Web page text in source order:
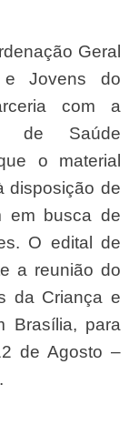
e Jovens do
com a
de Saúde
o material
disposição de
em busca de
O edital de
a reunião do
da Criança e
Brasília, para
de Agosto –